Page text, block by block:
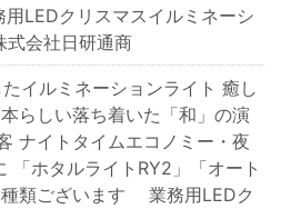
LEDクリスマスイルミネーシ
会社日研通商
イルミネーションライト 癒し
らしい落ち着いた「和」の演
ナイトタイムエコノミー・夜
「ホタルライトRY2」「オート
類ございます 業務用LEDク